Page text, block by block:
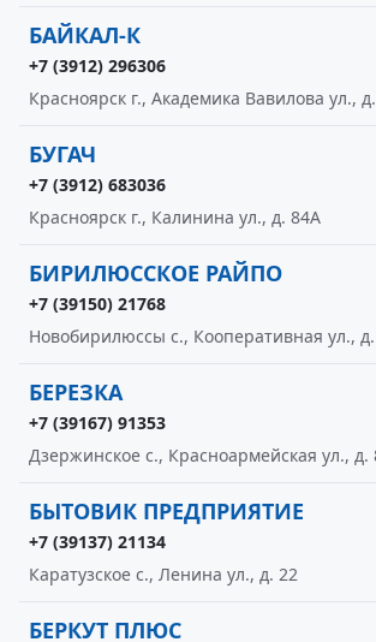
БАЙКАЛ-К
+7 (3912) 296306
Красноярск г., Академика Вавилова ул.,
БУГАЧ
+7 (3912) 683036
Красноярск г., Калинина ул., д. 84А
БИРИЛЮССКОЕ РАЙПО
+7 (39150) 21768
Новобирилюссы с., Кооперативная ул.,
БЕРЕЗКА
+7 (39167) 91353
Дзержинское с., Красноармейская ул., д.
БЫТОВИК ПРЕДПРИЯТИЕ
+7 (39137) 21134
Каратузское с., Ленина ул., д. 22
БЕРКУТ ПЛЮС